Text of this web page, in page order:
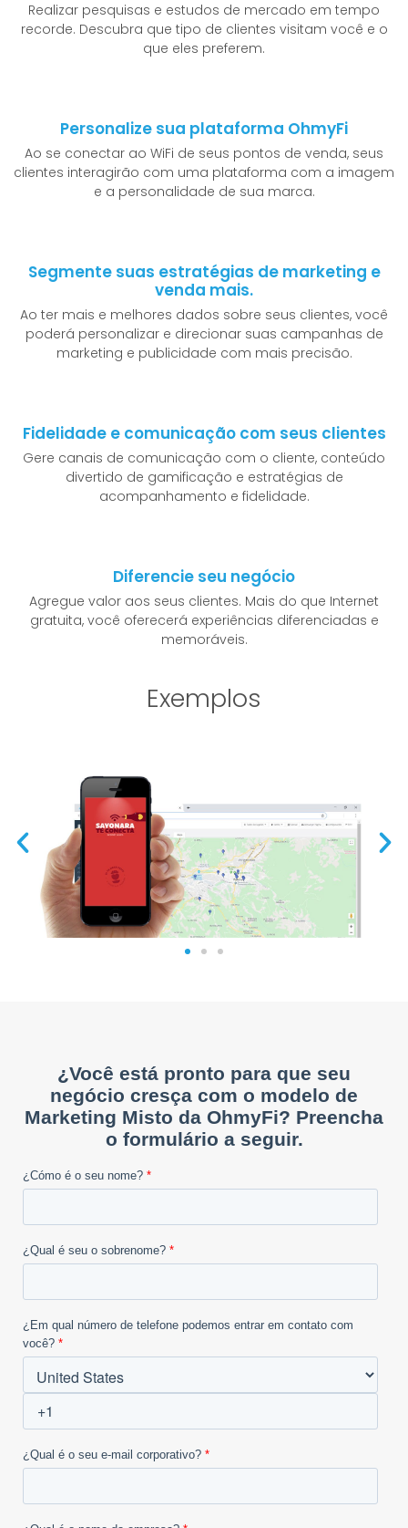
Realizar pesquisas e estudos de mercado em tempo
recorde. Descubra que tipo de clientes visitam você e o
que eles preferem.
Personalize sua plataforma OhmyFi
Ao se conectar ao WiFi de seus pontos de venda, seus
clientes interagirão com uma plataforma com a imagem
e a personalidade de sua marca.
Segmente suas estratégias de marketing e
venda mais.
Ao ter mais e melhores dados sobre seus clientes, você
poderá personalizar e direcionar suas campanhas de
marketing e publicidade com mais precisão.
Fidelidade e comunicação com seus clientes
Gere canais de comunicação com o cliente, conteúdo
divertido de gamificação e estratégias de
acompanhamento e fidelidade.
Diferencie seu negócio
Agregue valor aos seus clientes. Mais do que Internet
gratuita, você oferecerá experiências diferenciadas e
memoráveis.
Exemplos